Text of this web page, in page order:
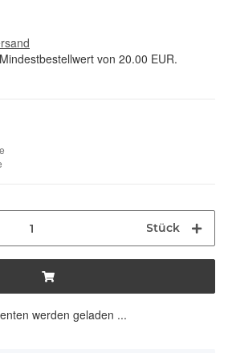
von 20.00 EUR.
Stück
werden geladen ...